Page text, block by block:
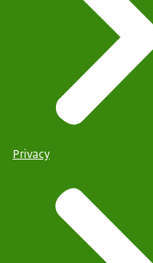
Privacy